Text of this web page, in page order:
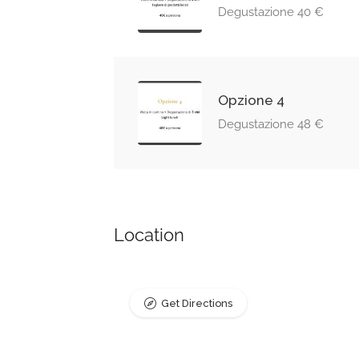
Degustazione 40 €
Opzione 4
Degustazione 48 €
Location
Get Directions